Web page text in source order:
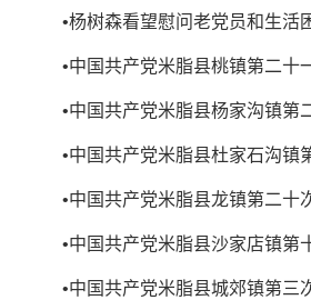
•杨树森看望慰问老党员和生活
•中国共产党米脂县桃镇第二十
•中国共产党米脂县杨家沟镇第
•中国共产党米脂县杜家石沟镇
•中国共产党米脂县龙镇第二十
•中国共产党米脂县沙家店镇第
•中国共产党米脂县城郊镇第三